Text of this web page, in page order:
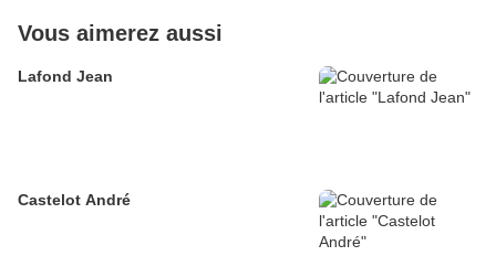
Vous aimerez aussi
Lafond Jean
Castelot André